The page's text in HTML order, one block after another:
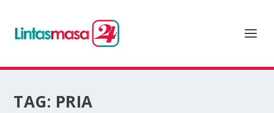
TAG: PRIA